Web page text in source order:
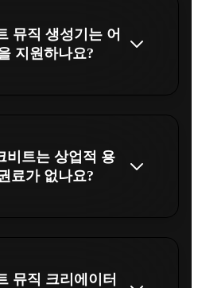
뮤직 생성기는 어
지원하나요?
비트는 상업적 용
료가 없나요?
뮤직 크리에이터